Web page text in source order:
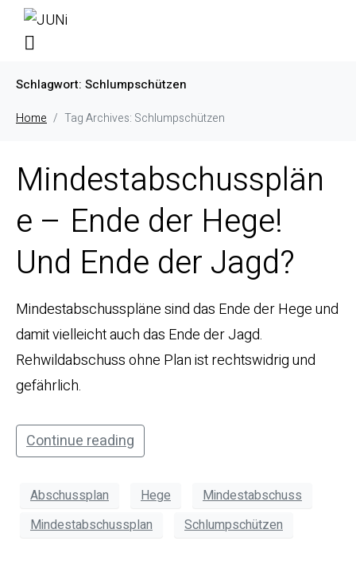
Schlagwort: Schlumpschützen
Home Tag Archives: Schlumpschützen
Mindestabschussplän
e – Ende der Hege!
Und Ende der Jagd?
Mindestabschusspläne sind das Ende der Hege und
damit vielleicht auch das Ende der Jagd.
Rehwildabschuss ohne Plan ist rechtswidrig und
gefährlich.
Continue reading
Abschussplan Hege
Mindestabschuss
Mindestabschussplan
Schlumpschützen